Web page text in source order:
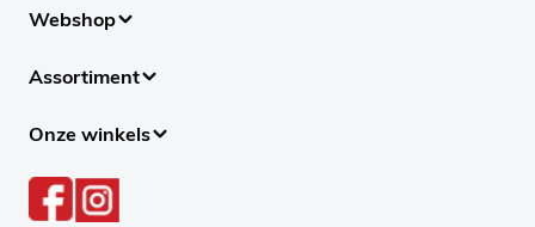
Webshop
Assortiment
Onze winkels